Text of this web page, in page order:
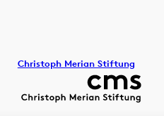
Christoph Merian Stiftung